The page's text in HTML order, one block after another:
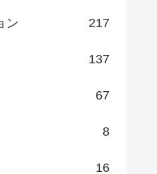
ン 217
137
67
8
16